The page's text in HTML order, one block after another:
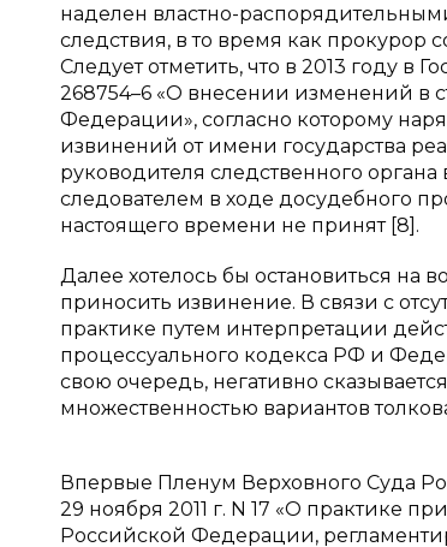
наделен властно-
следствия, в то время как прокурор
Следует отметить, что в 2013 году в
268754–6 «О внесении изменений в
Федерации», согласно которому
извинений от имени государства
руководителя следственного
следователем в ходе досудебного
настоящего времени не принят [8].
Далее хотелось бы остановиться на
приносить извинение. В связи с
практике путем интерпретации
процессуального кодекса РФ и
свою очередь, негативно
множественностью вариантов
Впервые Пленум Верховного Суда
29 ноября 2011 г. N 17 «О практике
Российской Федерации,